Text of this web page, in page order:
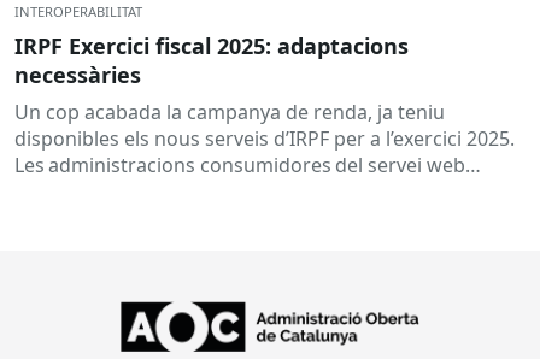
INTEROPERABILITAT
IRPF Exercici fiscal 2025: adaptacions
necessàries
Un cop acabada la campanya de renda, ja teniu
disponibles els nous serveis d’IRPF per a l’exercici 2025.
Les administracions consumidores del servei web